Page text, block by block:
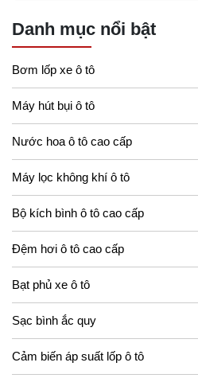
Danh mục nổi bật
Bơm lốp xe ô tô
Máy hút bụi ô tô
Nước hoa ô tô cao cấp
Máy lọc không khí ô tô
Bộ kích bình ô tô cao cấp
Đệm hơi ô tô cao cấp
Bạt phủ xe ô tô
Sạc bình ắc quy
Cảm biến áp suất lốp ô tô